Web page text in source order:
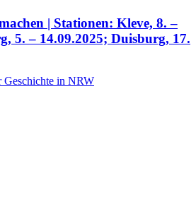
| Stationen: Kleve, 8. –
5. – 14.09.2025; Duisburg, 17.
Geschichte in NRW